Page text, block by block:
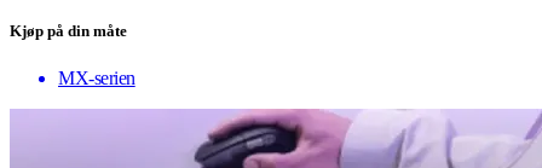
Kjøp på din måte
MX-serien